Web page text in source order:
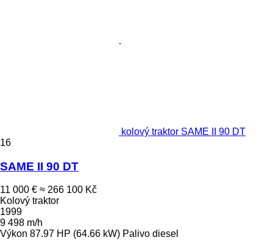
kolový traktor SAME II 90 DT
16
SAME II 90 DT
11 000 € ≈ 266 100 Kč
Kolový traktor
1999
9 498 m/h
Výkon 87.97 HP (64.66 kW) Palivo diesel